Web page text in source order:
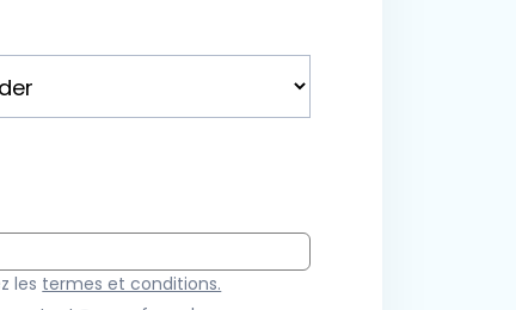
les termes et conditions.